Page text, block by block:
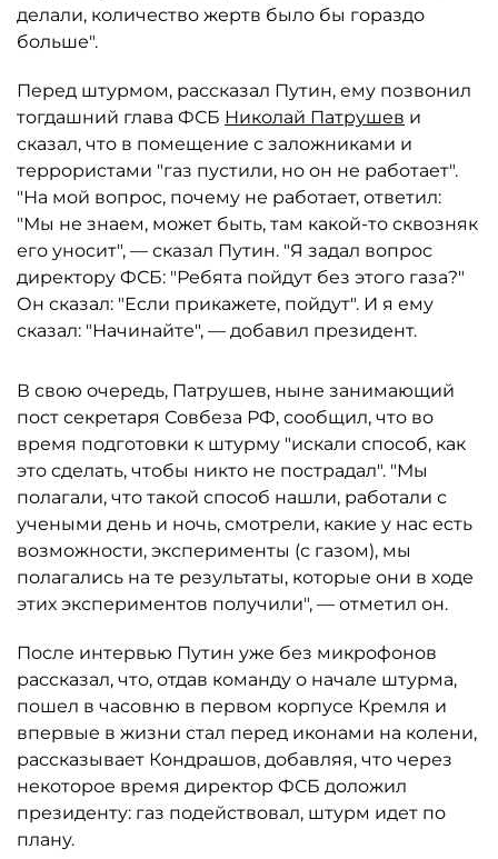
делали, количество жертв было бы гораздо
больше".
Перед штурмом, рассказал Путин, ему позвонил
тогдашний глава ФСБ Николай Патрушев и
сказал, что в помещение с заложниками и
террористами "газ пустили, но он не работает".
"На мой вопрос, почему не работает, ответил:
"Мы не знаем, может быть, там какой-то сквозняк
его уносит", — сказал Путин. "Я задал вопрос
директору ФСБ: "Ребята пойдут без этого газа?"
Он сказал: "Если прикажете, пойдут". И я ему
сказал: "Начинайте", — добавил президент.
В свою очередь, Патрушев, ныне занимающий
пост секретаря Совбеза РФ, сообщил, что во
время подготовки к штурму "искали способ, как
это сделать, чтобы никто не пострадал". "Мы
полагали, что такой способ нашли, работали с
учеными день и ночь, смотрели, какие у нас есть
возможности, эксперименты (с газом), мы
полагались на те результаты, которые они в ходе
этих экспериментов получили", — отметил он.
После интервью Путин уже без микрофонов
рассказал, что, отдав команду о начале штурма,
пошел в часовню в первом корпусе Кремля и
впервые в жизни стал перед иконами на колени,
рассказывает Кондрашов, добавляя, что через
некоторое время директор ФСБ доложил
президенту: газ подействовал, штурм идет по
плану.